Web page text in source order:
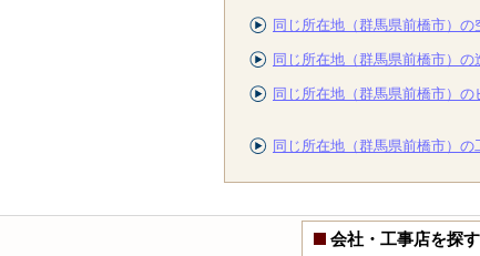
同じ所在地（群馬県前橋市）
同じ所在地（群馬県前橋市）
同じ所在地（群馬県前橋市）
同じ所在地（群馬県前橋市）
会社・工事店を探す